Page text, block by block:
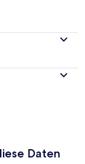
Daten